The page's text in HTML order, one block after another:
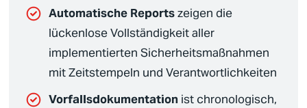
Automatische Reportszeigen die
lückenlose Vollständigkeit aller
implementierten Sicherheitsmaßnahmen
mit Zeitstempeln und Verantwortlichkeiten
Vorfallsdokumentation ist chronologisch,